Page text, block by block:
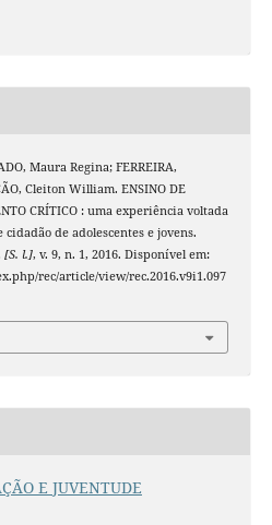
Maura Regina; FERREIRA,
Cleiton William. ENSINO DE
CRÍTICO : uma experiência voltada
de adolescentes e jovens.
[S. l.], v. 9, n. 1, 2016. Disponível em:
rec/article/view/rec.2016.v9i1.097
E JUVENTUDE